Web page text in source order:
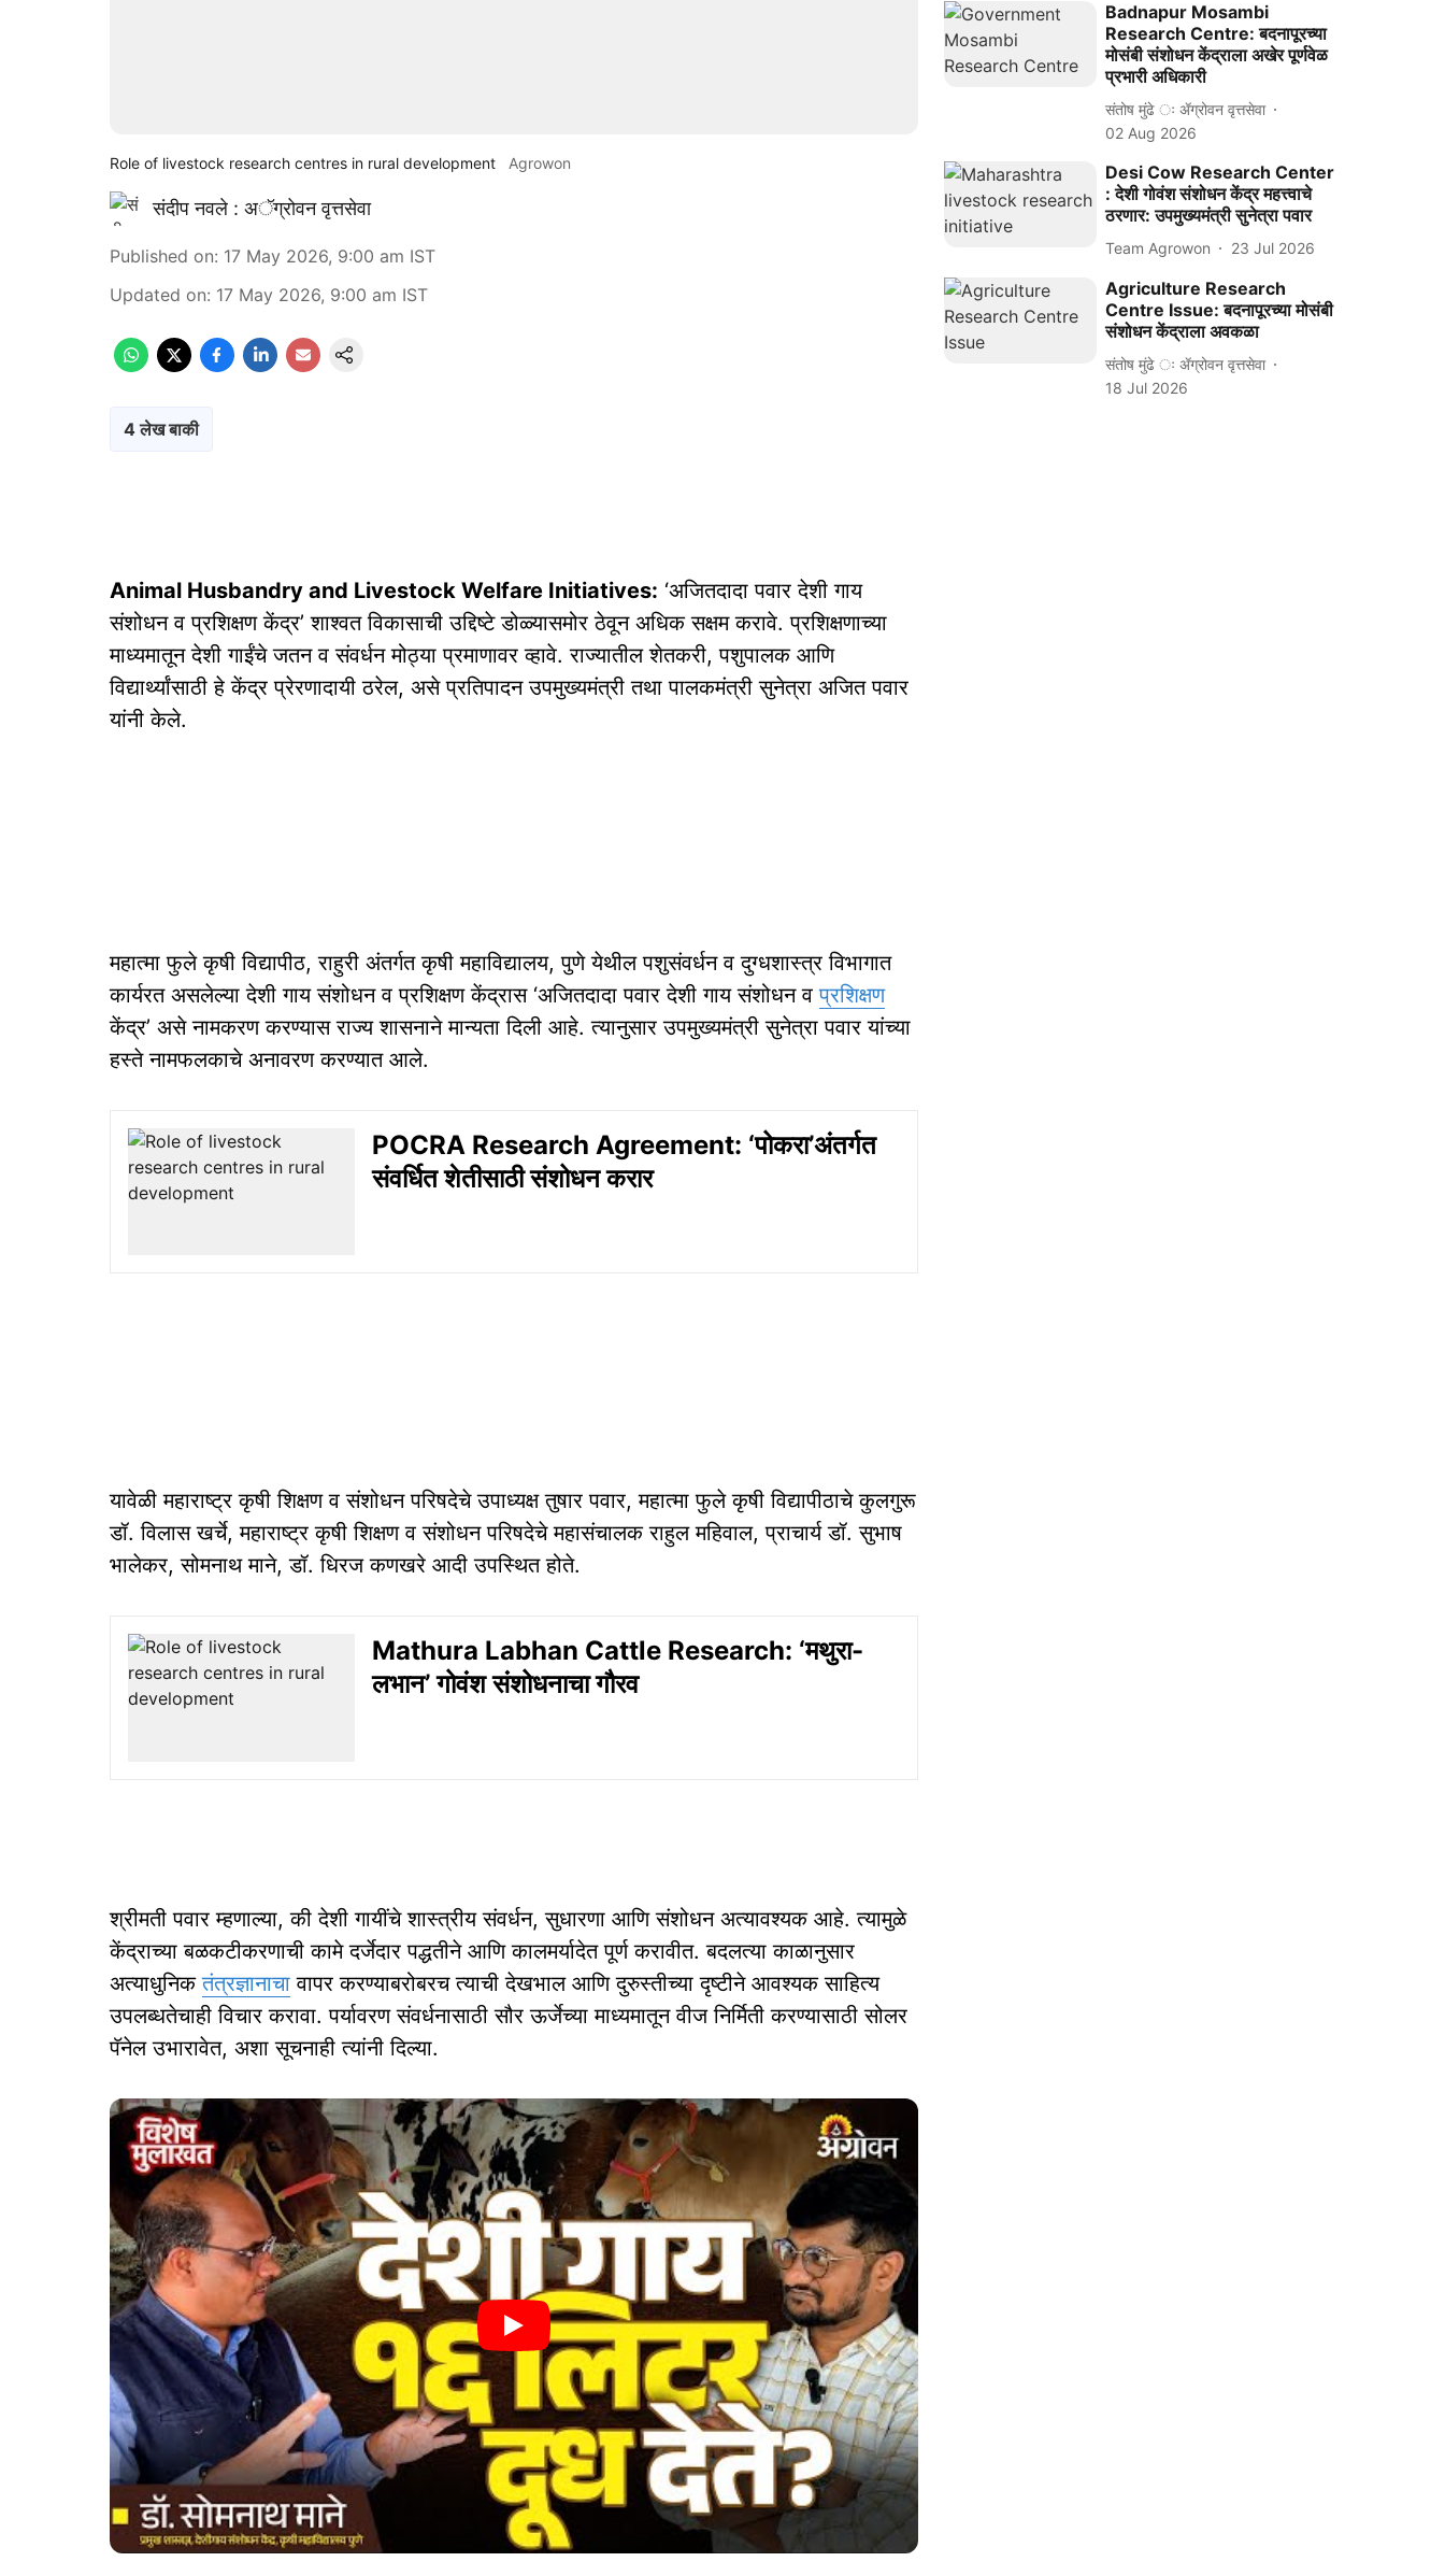
Role of livestock research centres in rural development Agrowon
संदीप नवले : अॅग्रोवन वृत्तसेवा
Published on: 17 May 2026, 9:00 am IST
Updated on: 17 May 2026, 9:00 am IST
4 लेख बाकी
Animal Husbandry and Livestock Welfare Initiatives: ‘अजितदादा पवार देशी गाय
संशोधन व प्रशिक्षण केंद्र’ शाश्वत विकासाची उद्दिष्टे डोळ्यासमोर ठेवून अधिक सक्षम करावे. प्रशिक्षणाच्या
माध्यमातून देशी गाईंचे जतन व संवर्धन मोठ्या प्रमाणावर व्हावे. राज्यातील शेतकरी, पशुपालक आणि
विद्यार्थ्यांसाठी हे केंद्र प्रेरणादायी ठरेल, असे प्रतिपादन उपमुख्यमंत्री तथा पालकमंत्री सुनेत्रा अजित पवार
यांनी केले.
महात्मा फुले कृषी विद्यापीठ, राहुरी अंतर्गत कृषी महाविद्यालय, पुणे येथील पशुसंवर्धन व दुग्धशास्त्र विभागात
कार्यरत असलेल्या देशी गाय संशोधन व प्रशिक्षण केंद्रास ‘अजितदादा पवार देशी गाय संशोधन वप्रशिक्षण
केंद्र’ असे नामकरण करण्यास राज्य शासनाने मान्यता दिली आहे. त्यानुसार उपमुख्यमंत्री सुनेत्रा पवार यांच्या
हस्ते नामफलकाचे अनावरण करण्यात आले.
POCRA Research Agreement: ‘पोकरा’अंतर्गत
संवर्धित शेतीसाठी संशोधन करार
यावेळी महाराष्ट्र कृषी शिक्षण व संशोधन परिषदेचे उपाध्यक्ष तुषार पवार, महात्मा फुले कृषी विद्यापीठाचे कुलगुरू
डॉ. विलास खर्चे, महाराष्ट्र कृषी शिक्षण व संशोधन परिषदेचे महासंचालक राहुल महिवाल, प्राचार्य डॉ. सुभाष
भालेकर, सोमनाथ माने, डॉ. धिरज कणखरे आदी उपस्थित होते.
Mathura Labhan Cattle Research: ‘मथुरा-
लभान’ गोवंश संशोधनाचा गौरव
श्रीमती पवार म्हणाल्या, की देशी गायींचे शास्त्रीय संवर्धन, सुधारणा आणि संशोधन अत्यावश्यक आहे. त्यामुळे
केंद्राच्या बळकटीकरणाची कामे दर्जेदार पद्धतीने आणि कालमर्यादेत पूर्ण करावीत. बदलत्या काळानुसार
अत्याधुनिकतंत्रज्ञानाचा वापर करण्याबरोबरच त्याची देखभाल आणि दुरुस्तीच्या दृष्टीने आवश्यक साहित्य
उपलब्धतेचाही विचार करावा. पर्यावरण संवर्धनासाठी सौर ऊर्जेच्या माध्यमातून वीज निर्मिती करण्यासाठी सोलर
पॅनेल उभारावेत, अशा सूचनाही त्यांनी दिल्या.
Badnapur Mosambi
Research Centre: बदनापूरच्या
मोसंबी संशोधन केंद्राला अखेर पूर्णवेळ
प्रभारी अधिकारी
संतोष मुंढे ः ॲग्रोवन वृत्तसेवा
02 Aug 2026
Desi Cow Research Center
: देशी गोवंश संशोधन केंद्र महत्त्वाचे
ठरणार: उपमुख्यमंत्री सुनेत्रा पवार
Team Agrowon 23 Jul 2026
Agriculture Research
Centre Issue: बदनापूरच्या मोसंबी
संशोधन केंद्राला अवकळा
संतोष मुंढे ः ॲग्रोवन वृत्तसेवा
18 Jul 2026